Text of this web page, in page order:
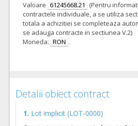
Valoare 61245668.21
(Pentru
contractele individuale, a se utiliza
totala a achizitiei se completeaza
se adauga contracte in sectiunea V.2)
Moneda: RON .
Detalii obiect contract
1. Lot implicit (LOT-0000)